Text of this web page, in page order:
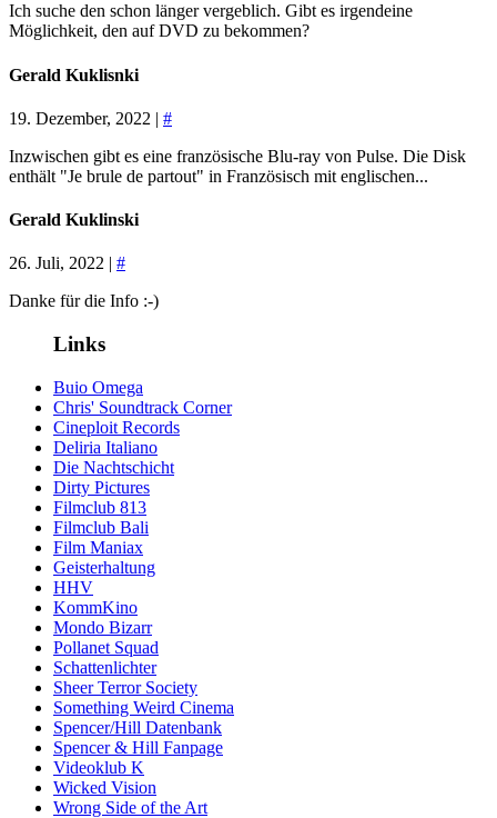
Ich suche den schon länger vergeblich. Gibt es irgendeine
Möglichkeit, den auf DVD zu bekommen?
Gerald Kuklisnki
19. Dezember, 2022 | #
Inzwischen gibt es eine französische Blu-ray von Pulse. Die Disk
enthält "Je brule de partout" in Französisch mit englischen...
Gerald Kuklinski
26. Juli, 2022 | #
Danke für die Info :-)
Links
Buio Omega
Chris' Soundtrack Corner
Cineploit Records
Deliria Italiano
Die Nachtschicht
Dirty Pictures
Filmclub 813
Filmclub Bali
Film Maniax
Geisterhaltung
HHV
KommKino
Mondo Bizarr
Pollanet Squad
Schattenlichter
Sheer Terror Society
Something Weird Cinema
Spencer/Hill Datenbank
Spencer & Hill Fanpage
Videoklub K
Wicked Vision
Wrong Side of the Art